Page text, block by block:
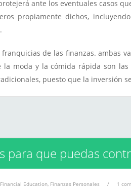
ante los eventuales casos
propiamente dichos,
de las finanzas. ambas
moda y la cómida rápida son
puesto que la inversión
para que puedas
Financial Education, Finanzas Personales / 1